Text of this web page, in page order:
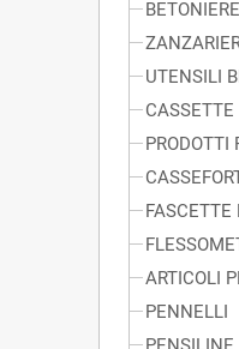
BETONIERE
UTENSILI
PRODOTTI
FASCETTE
ARTICOLI
PENNELLI